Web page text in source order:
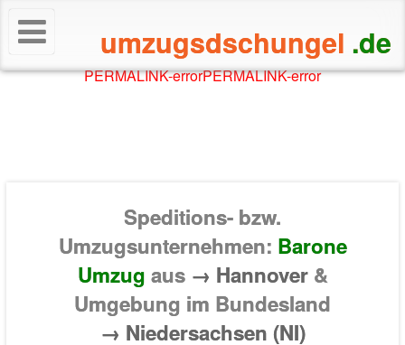
umzugsdschungel .de
PERMALINK-errorPERMALINK-error
Speditions- bzw.
Umzugsunternehmen: Barone
Umzug aus → Hannover &
Umgebung im Bundesland
→ Niedersachsen (NI)